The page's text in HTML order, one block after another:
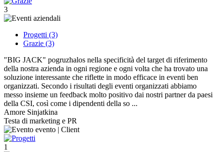
3
Progetti (3)
Grazie (3)
"BIG JACK" pogruzhalos nella specificità del target di riferimento
della nostra azienda in ogni regione e ogni volta che ha trovato una
soluzione interessante che riflette in modo efficace in eventi ben
organizzati. Secondo i risultati degli eventi organizzati abbiamo
messo insieme un feedback molto positivo dai nostri partner da paesi
della CSI, così come i dipendenti della so ...
Amore Sinjatkina
Testa di marketing e PR
1